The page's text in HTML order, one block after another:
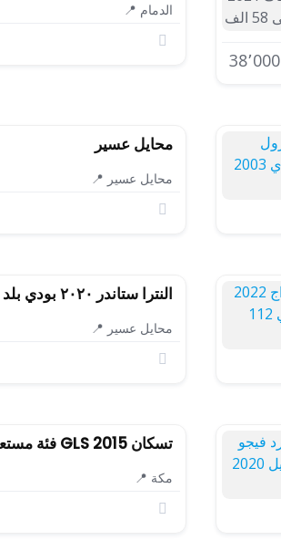
38٬000
الدمام 📍
محايل عسير
محايل عسير 📍
النترا ستاندر ٢٠٢٠ بودي بلد ماشية ٢٥٠
محايل عسير 📍
تسكان 2015 GLS فئة مستعملة للبيع
مكة 📍